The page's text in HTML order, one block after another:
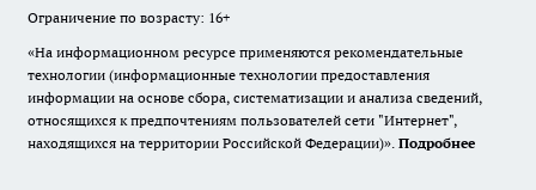
Ограничение по возрасту: 16+
«На информационном ресурсе применяются рекомендательные
технологии (информационные технологии предоставления
информации на основе сбора, систематизации и анализа сведений,
относящихся к предпочтениям пользователей сети "Интернет",
находящихся на территории Российской Федерации)». Подробнее